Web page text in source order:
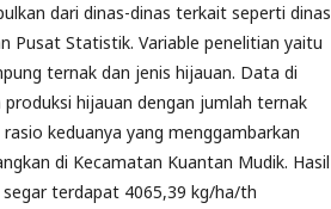
dari dinas-dinas terkait seperti dinas
Pusat Statistik. Variable penelitian yaitu
ternak dan jenis hijauan. Data di
hijauan dengan jumlah ternak
keduanya yang menggambarkan
di Kecamatan Kuantan Mudik. Hasil
terdapat 4065,39 kg/ha/th